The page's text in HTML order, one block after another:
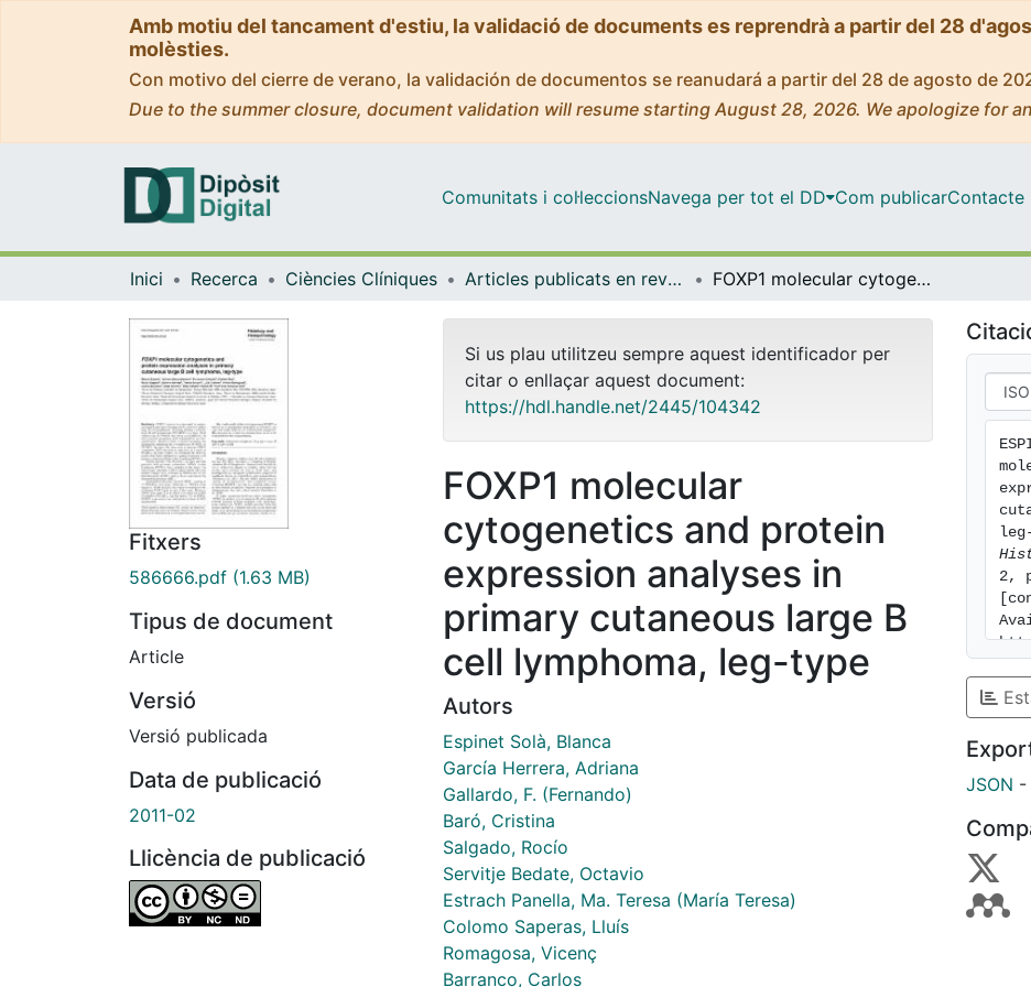
Amb motiu del tancament d'estiu, la validació de documents es reprendrà a partir del 28
molèsties.
Con motivo del cierre de verano, la validación de documentos se reanudará a partir del 28 de agosto de
Due to the summer closure, document validation will resume starting August 28, 2026. We apologize for
Comunitats i col·leccionsNavega per tot el DD Com publicarContacte
Inici Recerca Ciències Clíniques Articles publicats en revistes (Ciències Clíniques) FOXP1 molecular cytogenetics and protein expression analyses in primary cutaneous large B cell lymphoma, leg-type
Fitxers
586666.pdf (1.63 MB)
Tipus de document
Article
Versió
Versió publicada
Data de publicació
2011-02
Llicència de publicació
Si us plau utilitzeu sempre aquest identificador per
citar o enllaçar aquest document:
https://hdl.handle.net/2445/104342
FOXP1 molecular
cytogenetics and protein
expression analyses in
primary cutaneous large B
cell lymphoma, leg-type
Autors
Espinet Solà, Blanca
García Herrera, Adriana
Gallardo, F. (Fernando)
Baró, Cristina
Salgado, Rocío
Servitje Bedate, Octavio
Estrach Panella, Ma. Teresa (María Teresa)
Colomo Saperas, Lluís
Romagosa, Vicenç
Barranco, Carlos
2,
JSON -